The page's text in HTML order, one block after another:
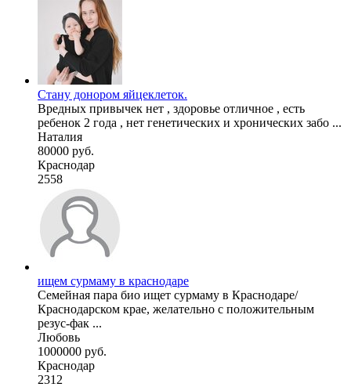
Стану донором яйцеклеток.
Вредных привычек нет , здоровье отличное , есть
ребенок 2 года , нет генетических и хронических забо ...
Наталия
80000 руб.
Краснодар
2558
ищем сурмаму в краснодаре
Семейная пара био ищет сурмаму в Краснодаре/
Краснодарском крае, желательно с положительным
резус-фак ...
Любовь
1000000 руб.
Краснодар
2312